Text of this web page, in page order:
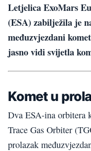
Letjelica ExoMars
(ESA) zabilježila je
međuzvjezdani
jasno vidi svijetla
Komet u
Dva ESA-ina orbitera
Trace Gas Orbiter
prolazak